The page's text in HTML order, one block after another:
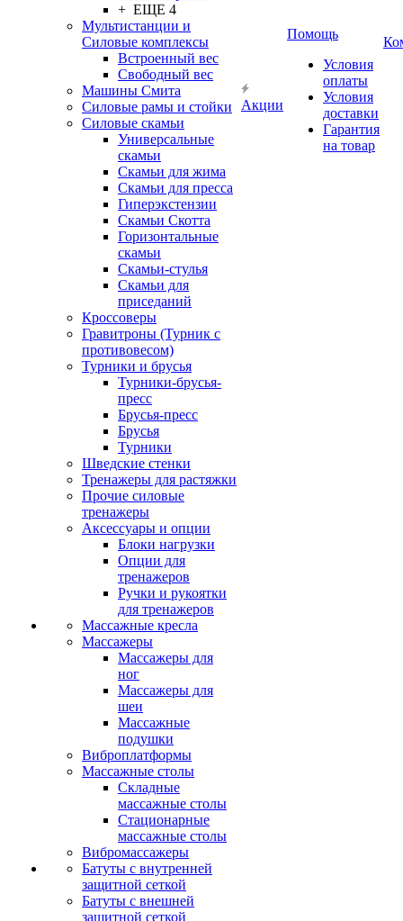
+ ЕЩЕ 4
Мультистанции и
Силовые комплексы
Встроенный вес
Свободный вес
Машины Смита
Силовые рамы и стойки
Силовые скамьи
Универсальные
скамьи
Скамьи для жима
Скамьи для пресса
Гиперэкстензии
Скамьи Скотта
Горизонтальные
скамьи
Скамьи-стулья
Скамьи для
приседаний
Кроссоверы
Гравитроны (Турник с
противовесом)
Турники и брусья
Турники-брусья-
пресс
Брусья-пресс
Брусья
Турники
Шведские стенки
Тренажеры для растяжки
Прочие силовые
тренажеры
Аксессуары и опции
Блоки нагрузки
Опции для
тренажеров
Ручки и рукоятки
для тренажеров
Массажные кресла
Массажеры
Массажеры для
ног
Массажеры для
шеи
Массажные
подушки
Виброплатформы
Массажные столы
Складные
массажные столы
Стационарные
массажные столы
Вибромассажеры
Батуты с внутренней
защитной сеткой
Батуты с внешней
защитной сеткой
Акции
Помощь
Условия
оплаты
Условия
доставки
Гарантия
на товар